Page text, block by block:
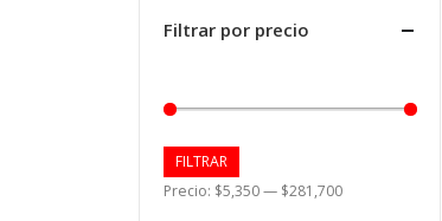
Filtrar por precio
Precio
Precio
FILTRAR
Precio: $5,350— $281,700